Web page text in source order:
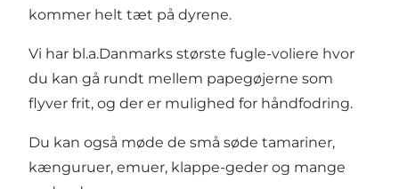
kommer helt tæt på dyrene.
Vi har bl.a.Danmarks største fugle-voliere hvor
du kan gå rundt mellem papegøjerne som
flyver frit, og der er mulighed for håndfodring.
Du kan også møde de små søde tamariner,
kænguruer, emuer, klappe-geder og mange